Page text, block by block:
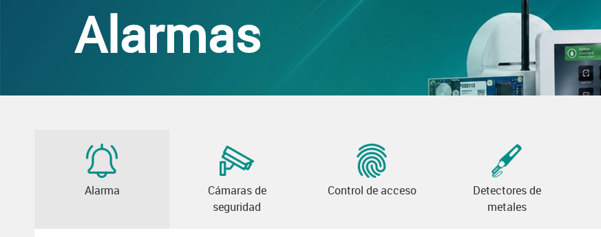
Alarmas
Alarma
Cámaras de
seguridad
Control de acceso
Detectores de
metales